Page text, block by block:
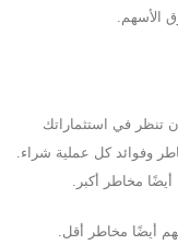
الأسهم.
تنظر في استثماراتك
وفوائد كل عملية شراء.
مخاطر أكبر.
أيضًا مخاطر أقل.